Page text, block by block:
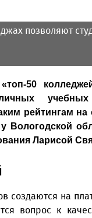
позволяют
50
рейтингам
Вологодской
Ларисой
создаются на
вопрос к